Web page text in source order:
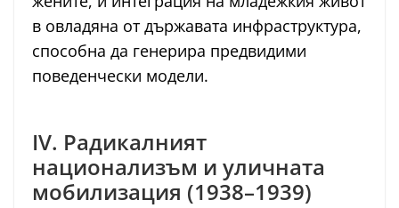
в овладяна от държавата инфраструктура,
способна да генерира предвидими
поведенчески модели.
IV. Радикалният
национализъм и уличната
мобилизация (1938–1939)